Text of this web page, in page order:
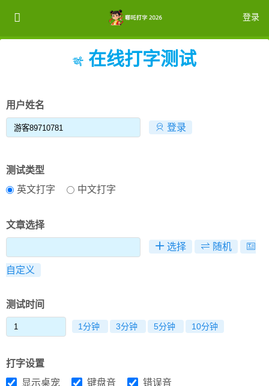
登录
在线打字测试
用户姓名
登录
测试类型
英文打字
中文打字
文章选择
选择 随机
自定义
测试时间
1分钟 3分钟 5分钟 10分钟
打字设置
显示桌宠
键盘音 错误音